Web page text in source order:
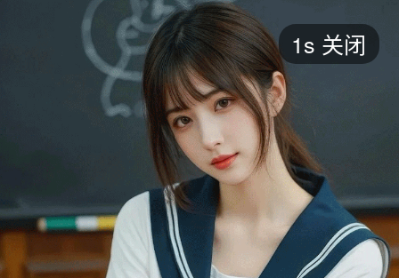
短剧
最热 添加 评分
都市 甜宠 逆袭 玄幻
2025 2024 2023 2022
全部 大陆 香港 台湾 美国 韩国 日本
1s 关闭